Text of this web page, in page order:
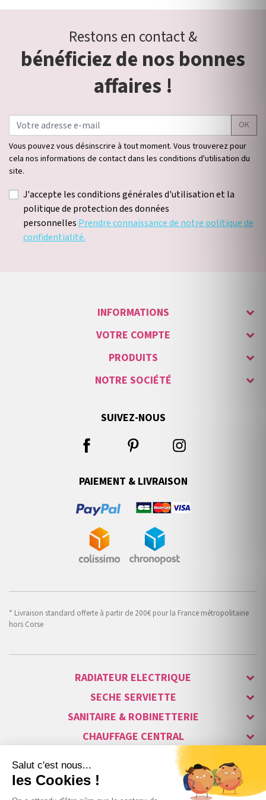
Restons en contact &
bénéficiez de nos bonnes
affaires !
OK
Vous pouvez vous désinscrire à tout moment. Vous trouverez pour
cela nos informations de contact dans les conditions d'utilisation du
site.
J'accepte les conditions générales d'utilisation et la
politique de protection des données
personnelles Prendre connaissance de notre politique de
confidentialité.
INFORMATIONS
VOTRE COMPTE
PRODUITS
NOTRE SOCIÉTÉ
SUIVEZ-NOUS
PAIEMENT & LIVRAISON
* Livraison standard offerte à partir de 200€ pour la France métropolitaine
hors Corse
RADIATEUR ELECTRIQUE
SECHE SERVIETTE
SANITAIRE & ROBINETTERIE
CHAUFFAGE CENTRAL
ALARME & SÉCURITÉ
MAISON CONNECTÉE
VISIOPHONE & INTERPHONE